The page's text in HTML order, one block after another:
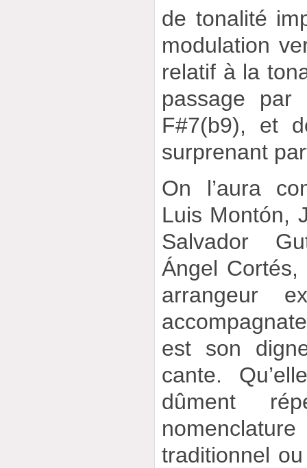
de tonalité
modulation
relatif à la
passage
F#7(b9), et
surprenant
On l’aura
Luis Montón,
Salvador
Ángel
arrangeur
est son
cante.
dûment
traditionnel